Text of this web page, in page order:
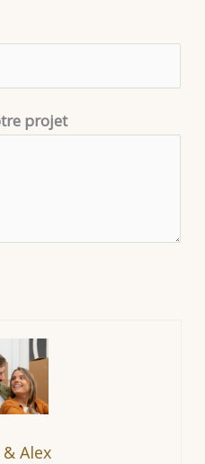
projet
Alex